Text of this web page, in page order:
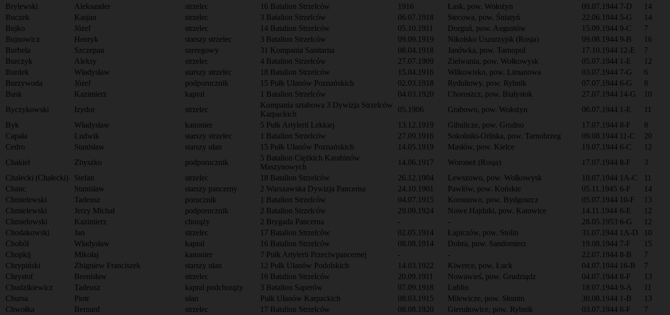
Brylewski
Aleksander strzelec 16 Batalion Strzelców 1916 Łask, pow. Wołożyn 09.07.1944 7-D
14
Buczek
Kasjan strzelec 3 Batalion Strzelców 06.07.1918 Stecowa, pow. Śniatyń 22.06.1944 5-G
14
Bujko
Józef strzelec 14 Batalion Strzelców 05.10.1911 Dorguń, pow. Augustów 15.09.1944 9-C
7
Bujnowicz
Henryk starszy strzelec 3 Batalion Strzelców 09.09.1919 Nikolsko Uszurzyjsk (Rosja) 09.08.1944 9-B
16
Burbela
Szczepan szeregowy 31 Kompania Sanitarna 08.04.1918 Janówka, pow. Tarnopol 17.10.1944 12-E
7
Burczyk
Aleksy strzelec 4 Batalion Strzelców 27.07.1909 Zielwania, pow. Wołkowysk 05.07.1944 1-E
12
Burdek
Władysław starszy strzelec 18 Batalion Strzelców 15.04.1916 Wilkowisko, pow. Limanowa 03.07.1944 7-G
6
Burzywoda
Józef podporucznik 15 Pułk Ułanów Poznańskich 02.03.1918 Rydułtowy, pow. Rybnik 07.07.1944 6-G
8
Busk
Kazimierz kapral 1 Batalion Strzelców 04.03.1920 Choroszcz, pow. Białystok 27.07.1944 14-G
10
Byczykowski
Izydor strzelec
Kompania sztabowa 3 Dywizja Strzelców
Karpackich
05.1906 Grabowo, pow. Wołożyn 06.07.1944 1-E
11
Byk
Władysław kanonier 5 Pułk Artylerii Lekkiej 13.12.1919 Gibulicze, pow. Grodno 17.07.1944 8-F
8
Capała
Ludwik starszy strzelec 1 Batalion Strzelców 27.09.1916 Sokolniki-Orliska, pow. Tarnobrzeg 09.08.1944 11-C
20
Cedro
Stanisław starszy ułan 15 Pułk Ułanów Poznańskich 14.05.1919 Masłów, pow. Kielce 19.07.1944 6-C
12
Chakiel
Zbyszko podporucznik
5 Batalion Ciężkich Karabinów
Maszynowych
14.06.1917 Woroneż (Rosja) 17.07.1944 8-F
3
Chalecki (Chałecki)
Stefan strzelec 18 Batalion Strzelców 26.12.1904 Lewszowo, pow. Wołkowysk 10.07.1944 1A-C
11
Chanc
Stanisław starszy pancerny 2 Warszawska Dywizja Pancerna 24.10.1901 Pawłów, pow. Końskie 05.11.1945 6-F
14
Chmielewski
Tadeusz porucznik 1 Batalion Strzelców 04.07.1915 Koronowo, pow. Bydgoszcz 05.07.1944 10-F
13
Chmielewski
Jerzy Michał podporucznik 2 Batalion Strzelców 29.09.1924 Nowe Hajduki, pow. Katowice 14.11.1944 6-E
12
Chmielowski
Kazimierz chorąży 2 Brygada Pancerna - - 28.05.1953 6-G
12
Chodakowski
Jan strzelec 17 Batalion Strzelców 02.05.1914 Łapiczów, pow. Stolin 31.07.1944 1A-D
10
Chohół
Władysław kapral 16 Batalion Strzelców 08.08.1914 Dobra, pow. Sandomierz 19.08.1944 7-F
15
Chopkij
Mikołaj kanonier 7 Pułk Artylerii Przeciwpancernej - - 22.07.1944 8-B
7
Chrypiński
Zbigniew Franciszek starszy ułan 12 Pułk Ułanów Podolskich 14.03.1922 Kiwerce, pow. Łuck 04.07.1944 16-B
7
Chrystof
Bronisław strzelec 16 Batalion Strzelców 20.09.1911 Nowawieś, pow. Grudziądz 04.07.1944 8-F
13
Chudzikiewicz
Tadeusz kapral podchorąży 3 Batalion Saperów 07.09.1918 Lublin 18.07.1944 9-A
11
Chursa
Piotr ułan Pułk Ułanów Karpackich 08.03.1915 Milewicze, pow. Słonim 30.08.1944 1-B
13
Chwołka
Bernard strzelec 17 Batalion Strzelców 08.08.1920 Gierułtowice, pow. Rybnik 03.07.1944 6-F 7